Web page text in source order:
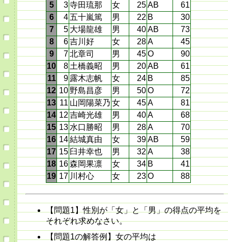
5
3寺田琉那 女 25AB
61
6
4 五十嵐篤 男 22 B
30
7
5 大場龍雄 男 40AB
73
8
6吉川好 女 28A
45
9
7北章司 男 45O
90
10
8 土橋義昭 男 20AB
61
11
9 露木志帆 女 24 B
85
12 10 野島昌彦 男 50O
72
13 11 山岡陽菜乃 女 45A
81
14 12 吉崎光雄 男 40A
68
15 13 水口勝昭 男 28A
70
16 14結城真由 女 39AB
59
17 15 臼井幸也 男 32 A
38
18 16森岡果凛 女 34 B
41
19 17 川村心 女 23O 88
【問題1】性別が「女」と「男」の得点の平均を
それぞれ求めなさい。
【問題1の解答例】女の平均は